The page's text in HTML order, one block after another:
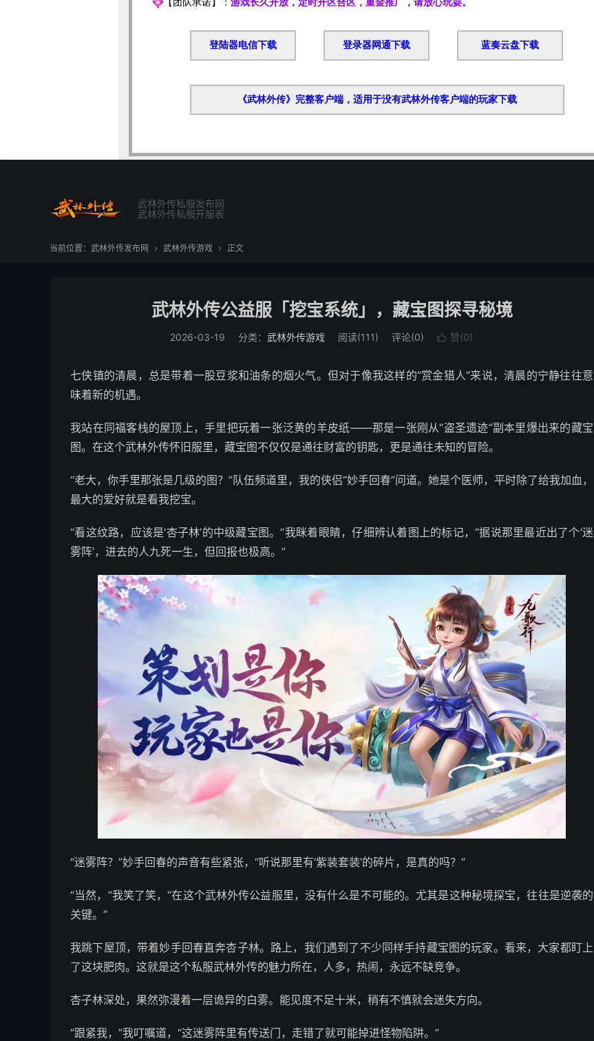
武林外传私服发布网
武林外传私服开服表
当前位置： 武林外传发布网  武林外传游戏  正文
武林外传公益服「挖宝系统」，藏宝图探寻秘境
2026-03-19 分类： 武林外传游戏 阅读(111) 评论(0)  赞(0)
七侠镇的清晨，总是带着一股豆浆和油条的烟火气。但对于像我这样的“赏金猎人”来说，清晨的宁静往往意
味着新的机遇。
我站在同福客栈的屋顶上，手里把玩着一张泛黄的羊皮纸——那是一张刚从“盗圣遗迹”副本里爆出来的藏宝
图。在这个武林外传怀旧服里，藏宝图不仅仅是通往财富的钥匙，更是通往未知的冒险。
“老大，你手里那张是几级的图？”队伍频道里，我的侠侣“妙手回春”问道。她是个医师，平时除了给我加血，
最大的爱好就是看我挖宝。
“看这纹路，应该是‘杏子林’的中级藏宝图。”我眯着眼睛，仔细辨认着图上的标记，“据说那里最近出了个‘迷
雾阵’，进去的人九死一生，但回报也极高。”
“迷雾阵？”妙手回春的声音有些紧张，“听说那里有‘紫装套装’的碎片，是真的吗？”
“当然，”我笑了笑，“在这个武林外传公益服里，没有什么是不可能的。尤其是这种秘境探宝，往往是逆袭的
关键。”
我跳下屋顶，带着妙手回春直奔杏子林。路上，我们遇到了不少同样手持藏宝图的玩家。看来，大家都盯上
了这块肥肉。这就是这个私服武林外传的魅力所在，人多，热闹，永远不缺竞争。
杏子林深处，果然弥漫着一层诡异的白雾。能见度不足十米，稍有不慎就会迷失方向。
“跟紧我，”我叮嘱道，“这迷雾阵里有传送门，走错了就可能掉进怪物陷阱。”